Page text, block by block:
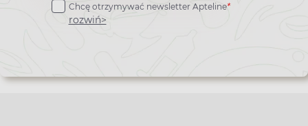
newslettera
Chcę otrzymywać newsletter Apteline*
rozwiń>